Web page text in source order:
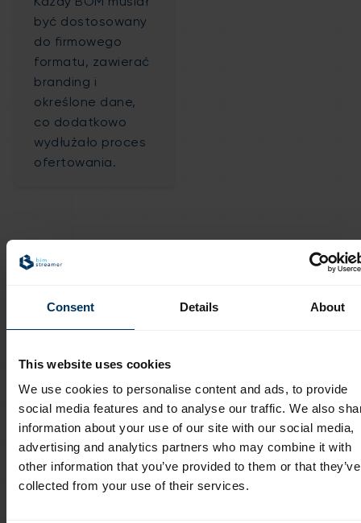
Consent Details About
This website uses cookies
We use cookies to personalise content and ads, to provide
social media features and to analyse our traffic. We also
information about your use of our site with our social media,
advertising and analytics partners who may combine it with
other information that you’ve provided to them or that they’ve
collected from your use of their services.
być dostosowany
do firmowego
formatu, zawierać
branding i
określone dane,
co dodatkowo
wydłużało proces
ofertowania.
Wprowadzone przez nas
BIM Autodesk
Revit add-on
jest
wzbogacony w
Revit workflow,
który
nasłuchuje
Dzięki plugin
BIM, w trakcie
wprowadzania
danych
zastąpiliśmy